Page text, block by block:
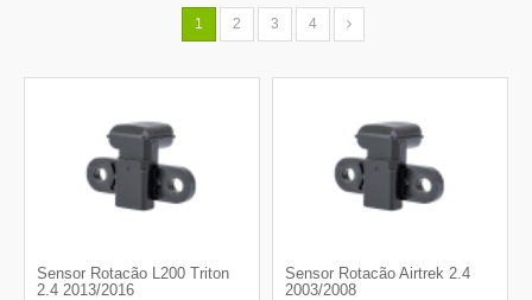
1 2 3 4
Sensor Rotacão L200 Triton
2.4 2013/2016
Sensor Rotacão Airtrek 2.4
2003/2008